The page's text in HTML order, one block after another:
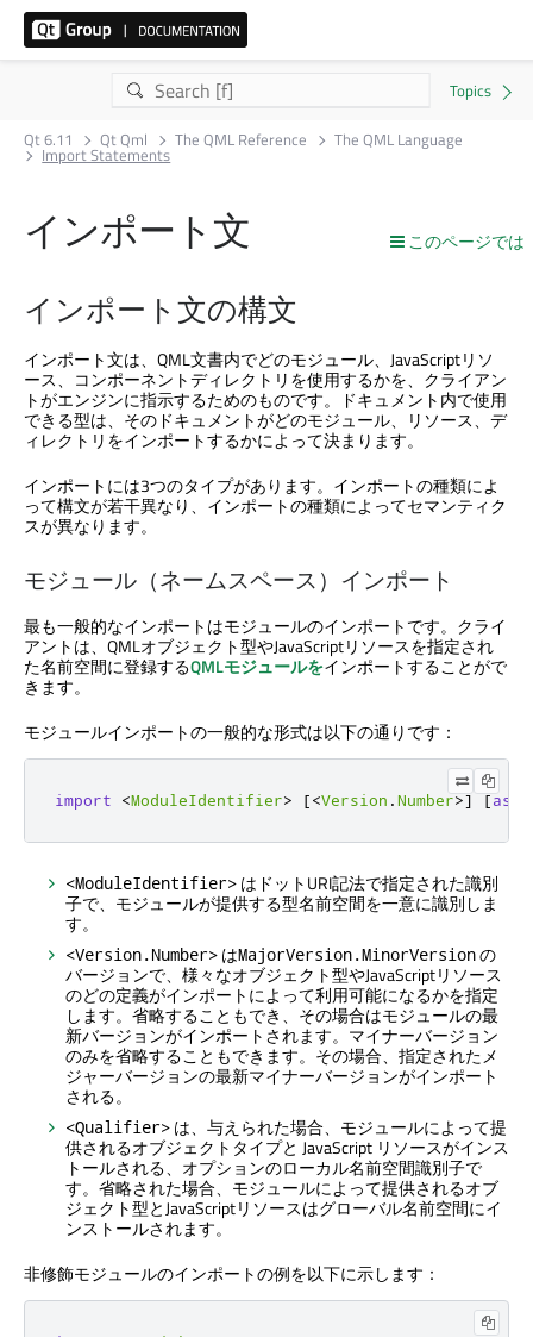
Qt 6.11 Qt Qml The QML Reference The QML Language
Import Statements
このページでは
インポート文
インポート文の構文
インポート文は、QML文書内でどのモジュール、JavaScriptリソ
ース、コンポーネントディレクトリを使用するかを、クライアン
トがエンジンに指示するためのものです。ドキュメント内で使用
できる型は、そのドキュメントがどのモジュール、リソース、デ
ィレクトリをインポートするかによって決まります。
インポートには3つのタイプがあります。インポートの種類によ
って構文が若干異なり、インポートの種類によってセマンティク
スが異なります。
モジュール（ネームスペース）インポート
最も一般的なインポートはモジュールのインポートです。クライ
アントは、QMLオブジェクト型やJavaScriptリソースを指定され
た名前空間に登録するQMLモジュールをインポートすることがで
きます。
モジュールインポートの一般的な形式は以下の通りです：
import <ModuleIdentifier> [<Version .Number>] [as
<ModuleIdentifier> はドットURI記法で指定された識別
子で、モジュールが提供する型名前空間を一意に識別しま
す。
<Version.Number> はMajorVersion.MinorVersionの
バージョンで、様々なオブジェクト型やJavaScriptリソース
のどの定義がインポートによって利用可能になるかを指定
します。省略することもでき、その場合はモジュールの最
新バージョンがインポートされます。マイナーバージョン
のみを省略することもできます。その場合、指定されたメ
ジャーバージョンの最新マイナーバージョンがインポート
される。
<Qualifier> は、与えられた場合、モジュールによって提
供されるオブジェクトタイプと JavaScript リソースがインス
トールされる、オプションのローカル名前空間識別子で
す。省略された場合、モジュールによって提供されるオブ
ジェクト型とJavaScriptリソースはグローバル名前空間にイ
ンストールされます。
非修飾モジュールのインポートの例を以下に示します：